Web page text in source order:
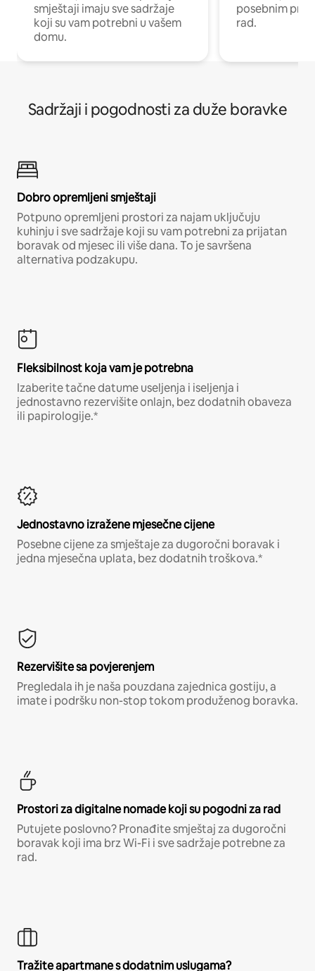
smještaji imaju sve sadržaje
koji su vam potrebni u vašem
domu.
posebnim
rad.
Sadržaji i pogodnosti za duže boravke
Dobro opremljeni smještaji
Potpuno opremljeni prostori za najam uključuju
kuhinju i sve sadržaje koji su vam potrebni za prijatan
boravak od mjesec ili više dana. To je savršena
alternativa podzakupu.
Fleksibilnost koja vam je potrebna
Izaberite tačne datume useljenja i iseljenja i
jednostavno rezervišite onlajn, bez dodatnih obaveza
ili papirologije.*
Jednostavno izražene mjesečne cijene
Posebne cijene za smještaje za dugoročni boravak i
jedna mjesečna uplata, bez dodatnih troškova.*
Rezervišite sa povjerenjem
Pregledala ih je naša pouzdana zajednica gostiju, a
imate i podršku non-stop tokom produženog boravka.
Prostori za digitalne nomade koji su pogodni za rad
Putujete poslovno? Pronađite smještaj za dugoročni
boravak koji ima brz Wi-Fi i sve sadržaje potrebne za
rad.
Tražite apartmane s dodatnim uslugama?